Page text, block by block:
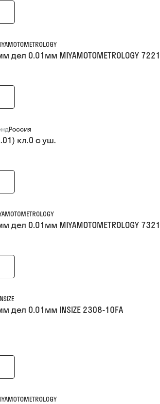
0.01мм MIYAMOTOMETROLOGY
Россия
кл.0 с уш.
0.01мм MIYAMOTOMETROLOGY
дел 0.01мм INSIZE 2308-10FA